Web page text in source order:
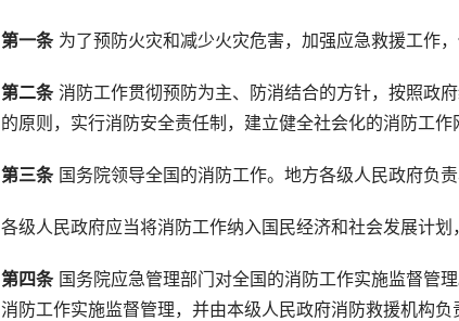
第一条 为了预防火灾和减少火灾危害，加强应急救援工作
第二条 消防工作贯彻预防为主、防消结合的方针，按照政
的原则，实行消防安全责任制，建立健全社会化的消防工作
第三条 国务院领导全国的消防工作。地方各级人民政府负责
各级人民政府应当将消防工作纳入国民经济和社会发展计划
第四条 国务院应急管理部门对全国的消防工作实施监督管
消防工作实施监督管理，并由本级人民政府消防救援机构